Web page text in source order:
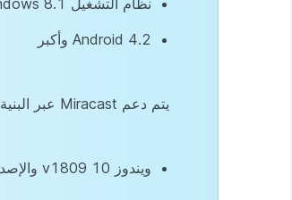
نظام التشغيل Windows 8.1 والإصدارات الأحدث
Android 4.2 وأكبر
يتم دعم Miracast عبر البنية التحتية (MS-MICE) من خلال:
ويندوز 10 v1809 والإصدارات الأحدث